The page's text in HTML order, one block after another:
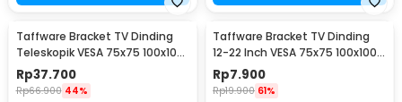
Taffware Bracket TV Dinding
Teleskopik VESA 75x75 100x100
10-32 Inch - HY-210
Rp37.700
Rp66.900 44%
Taffware Bracket TV Dinding
12-22 Inch VESA 75x75 100x100
8kg
Rp7.900
Rp19.900 61%